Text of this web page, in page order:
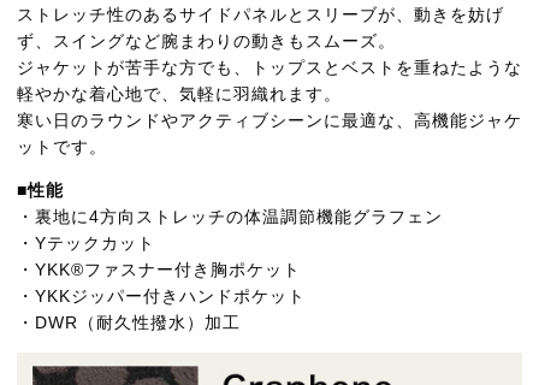
ストレッチ性のあるサイドパネルとスリーブが、動きを妨げ
ず、スイングなど腕まわりの動きもスムーズ。
ジャケットが苦手な方でも、トップスとベストを重ねたような
軽やかな着心地で、気軽に羽織れます。
寒い日のラウンドやアクティブシーンに最適な、高機能ジャケ
ットです。
■性能
・裏地に4方向ストレッチの体温調節機能グラフェン
・Yテックカット
・YKK®ファスナー付き胸ポケット
・YKKジッパー付きハンドポケット
・DWR（耐久性撥水）加工